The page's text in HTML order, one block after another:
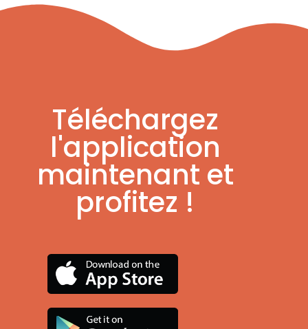
Téléchargez
l'application
maintenant et
profitez !